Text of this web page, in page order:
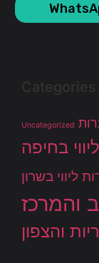
Categories
Uncategorized
בחיפה
ליווי בשרון
והמרכז
והצפון